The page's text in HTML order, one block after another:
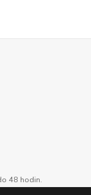
48 hodin.